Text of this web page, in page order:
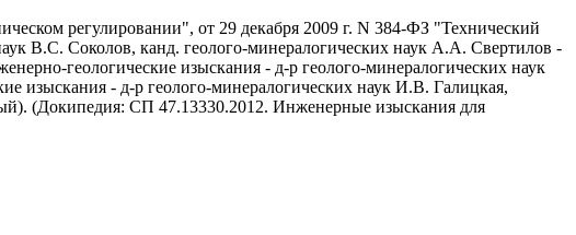
регулировании", от 29 декабря 2009 г. N 384-ФЗ "Технический
В.С. Соколов, канд. геолого-минералогических наук А.А. Свертилов -
геологические изыскания - д-р геолого-минералогических наук
изыскания - д-р геолого-минералогических наук И.В. Галицкая,
(Докипедия: СП 47.13330.2012. Инженерные изыскания для